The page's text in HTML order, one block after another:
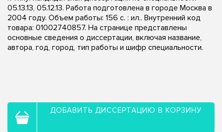
05.13.13, 05.12.13. Работа подготовлена в городе Москва в
2004 году. Объем работы: 156 с. : ил.. Внутренний код
товара: 01002740857. На странице представлены
основные сведения о диссертации, включая название,
автора, год, город, тип работы и шифр специальности.
ДОБАВИТЬ ДИССЕРТАЦИЮ В КОРЗИНУ